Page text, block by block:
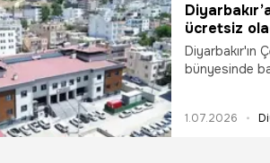
ücretsiz
Diyarbakır'ın
bünyesinde
1.07.2026